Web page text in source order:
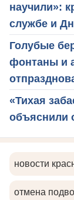
научили»:
службе и
Голубые
фонтаны и
«Тихая
объяснили
новости
отмена